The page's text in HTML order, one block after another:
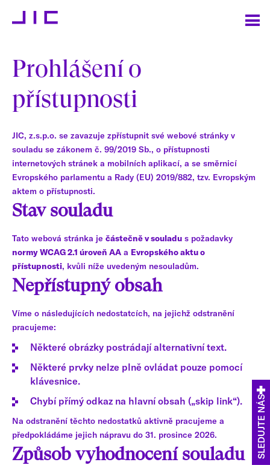
Prohlášení o
přístupnosti
JIC, z.s.p.o. se zavazuje zpřístupnit své webové stránky v
souladu se zákonem č. 99/2019 Sb., o přístupnosti
internetových stránek a mobilních aplikací, a se směrnicí
Evropského parlamentu a Rady (EU) 2019/882, tzv. Evropským
aktem o přístupnosti.
Stav souladu
Tato webová stránka je částečně v souladu s požadavky
normy WCAG 2.1 úroveň AA a Evropského aktu o
přístupnosti, kvůli níže uvedeným nesouladům.
Nepřístupný obsah
Víme o následujících nedostatcích, na jejichž odstranění
pracujeme:
Některé obrázky postrádají alternativní text.
Některé prvky nelze plně ovládat pouze pomocí
klávesnice.
Chybí přímý odkaz na hlavní obsah („skip link“).
Na odstranění těchto nedostatků aktivně pracujeme a
předpokládáme jejich nápravu do 31. prosince 2026.
Způsob vyhodnocení souladu SLEDUJTE NÁS